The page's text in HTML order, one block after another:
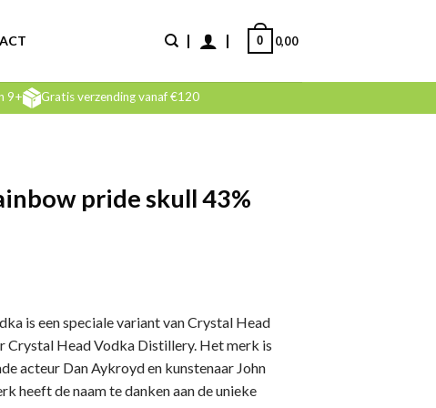
0,00
0
9+ Gratis verzending vanaf €120
pride skull 43%
is een speciale variant van Crystal Head
Crystal Head Vodka Distillery. Het merk is
acteur Dan Aykroyd en kunstenaar John
heeft de naam te danken aan de unieke